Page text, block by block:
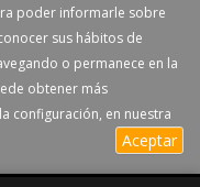
poder informarle sobre
sus hábitos de
o permanece en la
obtener más
configuración, en nuestra
Aceptar